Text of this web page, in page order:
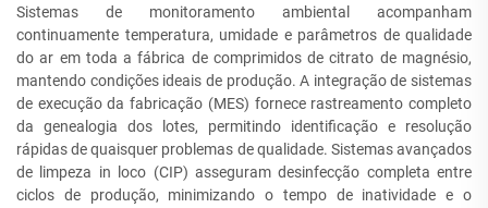
Sistemas de monitoramento ambiental acompanham
continuamente temperatura, umidade e parâmetros de qualidade
do ar em toda a fábrica de comprimidos de citrato de magnésio,
mantendo condições ideais de produção. A integração de sistemas
de execução da fabricação (MES) fornece rastreamento completo
da genealogia dos lotes, permitindo identificação e resolução
rápidas de quaisquer problemas de qualidade. Sistemas avançados
de limpeza in loco (CIP) asseguram desinfecção completa entre
ciclos de produção, minimizando o tempo de inatividade e o